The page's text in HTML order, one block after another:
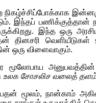
இந்தப் பணிக்குத்தான்
இந்த ஒரு
தினசரி வெளியீடுகள்
ஒரு விளைவாகும்.
மூலோபாய
உலக சோசலிச வலைத் தளம்
மூலம், நான்காம்